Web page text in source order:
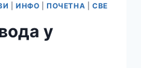
ИНФО ПОЧЕТНА |СВЕ
у